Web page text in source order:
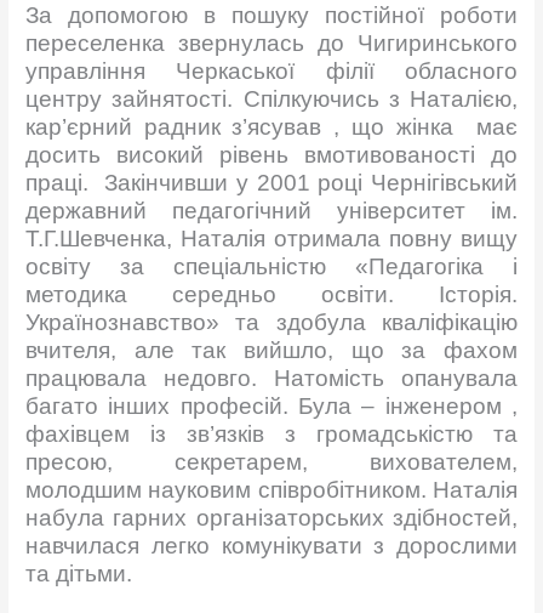
За допомогою в пошуку постійної роботи
переселенка звернулась до Чигиринського
управління Черкаської філії обласного
центру зайнятості. Спілкуючись з Наталією,
кар’єрний радник з’ясував , що жінка має
досить високий рівень вмотивованості до
праці. Закінчивши у 2001 році Чернігівський
державний педагогічний університет ім.
Т.Г.Шевченка, Наталія отримала повну вищу
освіту за спеціальністю «Педагогіка і
методика середньо освіти. Історія.
Українознавство» та здобула кваліфікацію
вчителя, але так вийшло, що за фахом
працювала недовго. Натомість опанувала
багато інших професій. Була – інженером ,
фахівцем із зв’язків з громадськістю та
пресою, секретарем, вихователем,
молодшим науковим співробітником. Наталія
набула гарних організаторських здібностей,
навчилася легко комунікувати з дорослими
та дітьми.